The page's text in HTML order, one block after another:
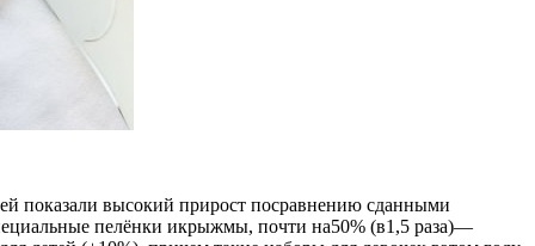
показали высокий прирост посравнению сданными
пелёнки икрыжмы, почти на50% (в1,5 раза)—